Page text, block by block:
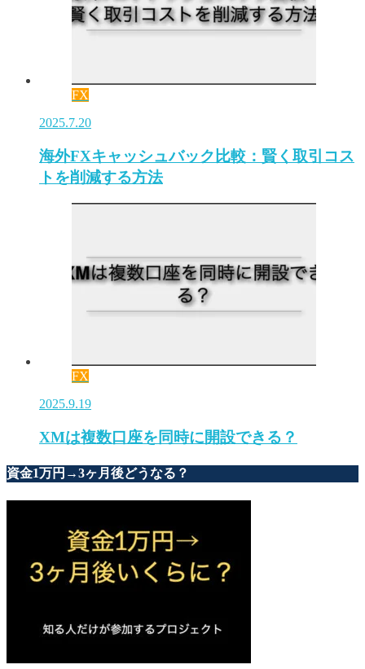
FX
2025.7.20
海外FXキャッシュバック比較：賢く取引コス
トを削減する方法
FX
2025.9.19
XMは複数口座を同時に開設できる？
資金1万円→3ヶ月後どうなる？